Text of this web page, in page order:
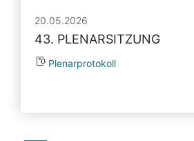
20.05.2026
43. PLENARSITZUNG
Plenarprotokoll